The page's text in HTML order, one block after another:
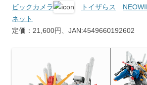
ビックカメラ
トイザらス
ネット
定価：21,600円、JAN:4549660192602